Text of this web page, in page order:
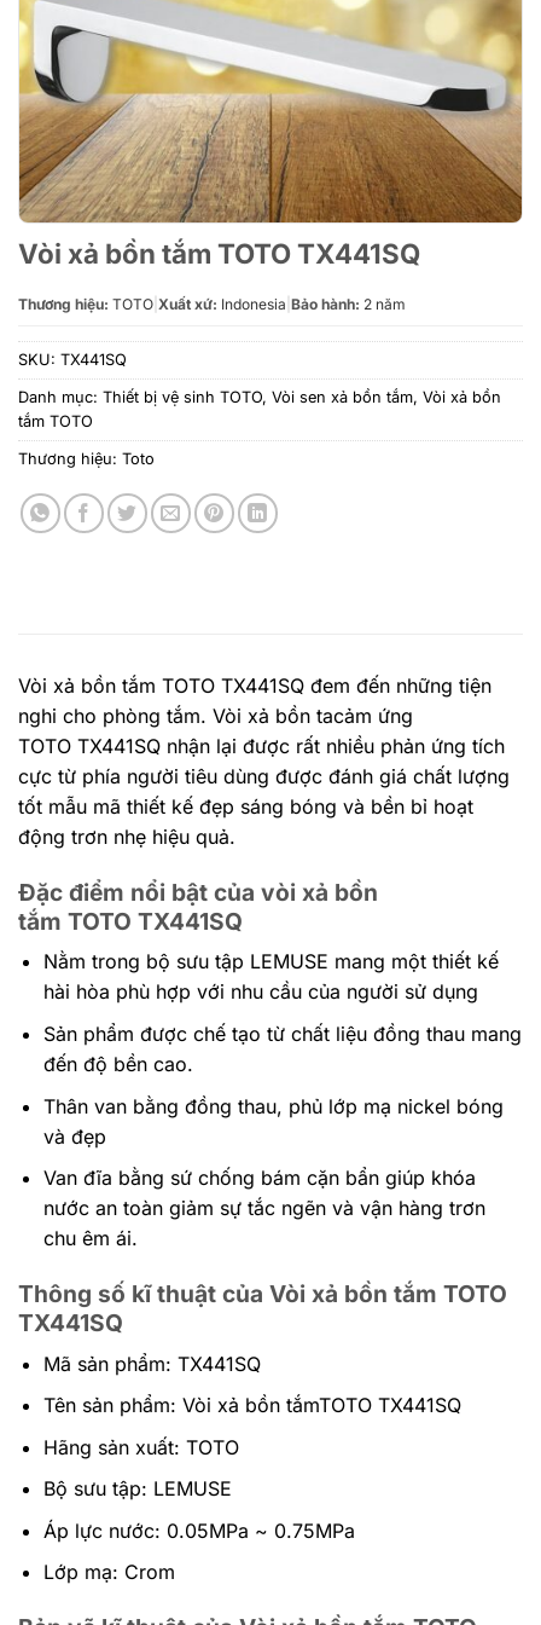
Vòi xả bồn tắm TOTO TX441SQ
Thương hiệu: TOTO Xuất xứ: Indonesia Bảo hành: 2 năm
SKU: TX441SQ
Danh mục: Thiết bị vệ sinh TOTO, Vòi sen xả bồn tắm, Vòi xả bồn
tắm TOTO
Thương hiệu: Toto
Vòi xả bồn tắm TOTO TX441SQ đem đến những tiện
nghi cho phòng tắm. Vòi xả bồn tacảm ứng
TOTO TX441SQ nhận lại được rất nhiều phản ứng tích
cực từ phía người tiêu dùng được đánh giá chất lượng
tốt mẫu mã thiết kế đẹp sáng bóng và bền bỉ hoạt
động trơn nhẹ hiệu quả.
Đặc điểm nổi bật của vòi xả bồn
tắm TOTO TX441SQ
Nằm trong bộ sưu tập LEMUSE mang một thiết kế
hài hòa phù hợp với nhu cầu của người sử dụng
Sản phẩm được chế tạo từ chất liệu đồng thau mang
đến độ bền cao.
Thân van bằng đồng thau, phủ lớp mạ nickel bóng
và đẹp
Van đĩa bằng sứ chống bám cặn bẩn giúp khóa
nước an toàn giảm sự tắc ngẽn và vận hàng trơn
chu êm ái.
Thông số kĩ thuật của Vòi xả bồn tắm TOTO
TX441SQ
Mã sản phẩm: TX441SQ
Tên sản phẩm: Vòi xả bồn tắmTOTO TX441SQ
Hãng sản xuất: TOTO
Bộ sưu tập: LEMUSE
Áp lực nước: 0.05MPa ~ 0.75MPa
Lớp mạ: Crom